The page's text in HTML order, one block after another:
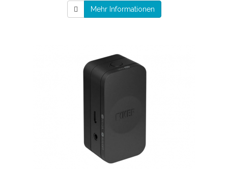
Mehr Informationen